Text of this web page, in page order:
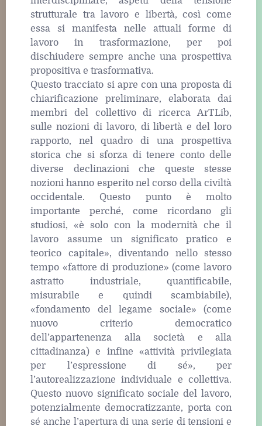
strutturale tra lavoro e libertà, così come
essa si manifesta nelle attuali forme di
lavoro in trasformazione, per poi
dischiudere sempre anche una prospettiva
propositiva e trasformativa.
Questo tracciato si apre con una proposta di
chiarificazione preliminare, elaborata dai
membri del collettivo di ricerca ArTLib,
sulle nozioni di lavoro, di libertà e del loro
rapporto, nel quadro di una prospettiva
storica che si sforza di tenere conto delle
diverse declinazioni che queste stesse
nozioni hanno esperito nel corso della civiltà
occidentale. Questo punto è molto
importante perché, come ricordano gli
studiosi, «è solo con la modernità che il
lavoro assume un significato pratico e
teorico capitale», diventando nello stesso
tempo «fattore di produzione» (come lavoro
astratto industriale, quantificabile,
misurabile e quindi scambiabile),
«fondamento del legame sociale» (come
nuovo criterio democratico
dell’appartenenza alla società e alla
cittadinanza) e infine «attività privilegiata
per l’espressione di sé», per
l’autorealizzazione individuale e collettiva.
Questo nuovo significato sociale del lavoro,
potenzialmente democratizzante, porta con
sé anche l’apertura di una serie di tensioni e